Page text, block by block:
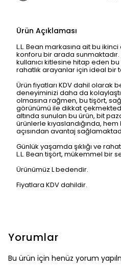
Ürün Açıklaması
L.L. Bean markasına ait bu
konforu bir arada
kullanıcı kitlesine hitap eden
rahatlık arayanlar için ideal bir
Ürün fiyatları KDV dahil olarak
deneyiminizi daha da
olmasına rağmen, bu tişört,
görünümü ile dikkat
altında sunulan bu ürün, bit
ürünlerle kıyaslandığında,
açısından avantaj
Günlük yaşamda şıklığı ve
L.L. Bean tişört, mükemmel bir
Ürünümüz L bedendir.
Fiyatlara KDV dahildir.
Yorumlar
Bu ürün için henüz yorum